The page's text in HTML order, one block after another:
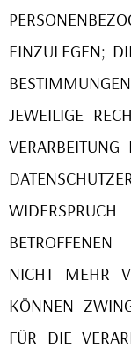
EINZULEGEN;
JEWEILIGE
NICHT MEHR
KÖNNEN
FÜR DIE